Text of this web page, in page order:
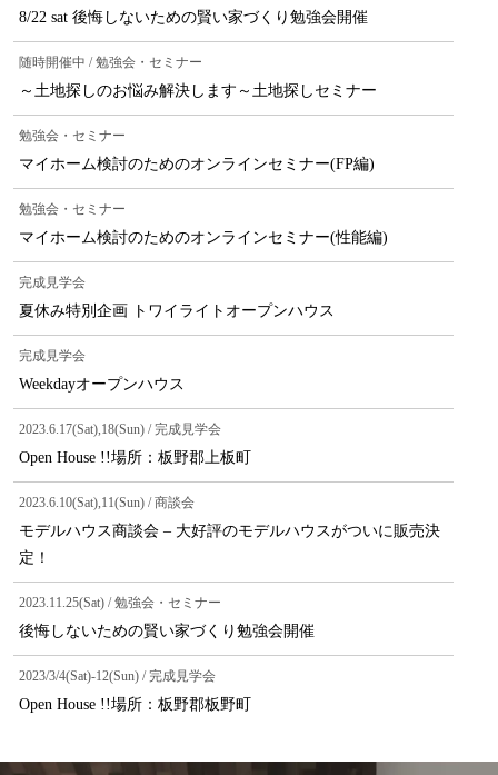
8/22 sat 後悔しないための賢い家づくり勉強会開催
随時開催中 / 勉強会・セミナー
～土地探しのお悩み解決します～土地探しセミナー
勉強会・セミナー
マイホーム検討のためのオンラインセミナー(FP編)
勉強会・セミナー
マイホーム検討のためのオンラインセミナー(性能編)
完成見学会
夏休み特別企画 トワイライトオープンハウス
完成見学会
Weekdayオープンハウス
2023.6.17(Sat),18(Sun) / 完成見学会
Open House !!場所：板野郡上板町
2023.6.10(Sat),11(Sun) / 商談会
モデルハウス商談会 – 大好評のモデルハウスがついに販売決
定！
2023.11.25(Sat) / 勉強会・セミナー
後悔しないための賢い家づくり勉強会開催
2023/3/4(Sat)-12(Sun) / 完成見学会
Open House !!場所：板野郡板野町